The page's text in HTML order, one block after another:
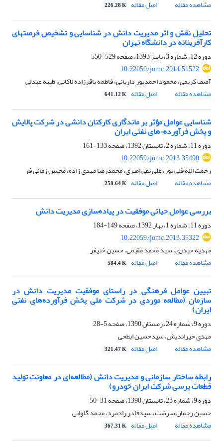
مشاهده مقاله اصل مقاله 226.28 K
تحلیل نقش و اثر مدیریت دانش در شناسایی و تشخیص فرصت‏های
کارآفرینانه در دانشگاه تهران
دوره 12، شماره 3، پاییز 1393، صفحه
529-550
10.22059/jomc.2014.51522
آصف کریمی، محمود احمدپور داریانی، فاطمه باقرزاده لاکانی، طیبه عبدلی
مشاهده مقاله
اصل مقاله 641.12 K
شناسایی عوامل مؤثر بر ماندگاری کارکنان دانشی در شرکت پالایش
و پخش فرآورده¬های نفتی ایران
دوره 11، شماره 2، تابستان 1392، صفحه
133-161
10.22059/jomc.2013.35490
رحمت الله قلی پور، علی نقی امیری، محمدرضا مهدی زاده، محسن زمانی فر
مشاهده مقاله
اصل مقاله 258.64 K
بررسی عوامل حیاتی موفقیت در پیاده‌سازی مدیریت دانش
دوره 11، شماره 1، بهار 1392، صفحه
149-184
10.22059/jomc.2013.35322
مهدیه حیدری، سید محمد مقیمی، حسین خنیفر
مشاهده مقاله
اصل مقاله 584.4 K
تبیین عوامل فرهنگی در راستای موفقیت مدیریت دانش در
سازمان (مطالعه موردی در شرکت ملی پخش فرآورده‌های نفتی
ایران)
دوره 9، شماره 24، زمستان 1390، صفحه
5-28
مهدی خیراندیش، سیدحسین ابطحی
مشاهده مقاله
اصل مقاله 321.47 K
رابطه ساختار سازمانی و مدیریت دانش (مطالعه‌ای در معاونت تولید
قطعات پرسی شرکت ایران خودرو)
دوره 9، شماره 23، تابستان 1390، صفحه
31-50
حسین رحمان سرشت، سیدقادر رادمرد، محمد گلوانی
مشاهده مقاله
اصل مقاله 367.31 K